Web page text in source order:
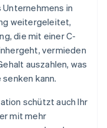
Unternehmens in
weitergeleitet,
die mit einer C-
vermieden
auszahlen, was
kann.
schützt auch Ihr
mit mehr